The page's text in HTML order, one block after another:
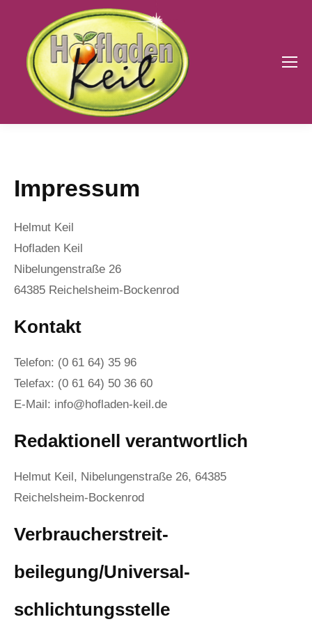
Impressum
Helmut Keil
Hofladen Keil
Nibelungenstraße 26
64385 Reichelsheim-Bockenrod
Kontakt
Telefon: (0 61 64) 35 96
Telefax: (0 61 64) 50 36 60
E-Mail: info@hofladen-keil.de
Redaktionell verantwortlich
Helmut Keil, Nibelungenstraße 26, 64385
Reichelsheim-Bockenrod
Verbraucher­streit­
beilegung/Universal­
schlichtungs­stelle